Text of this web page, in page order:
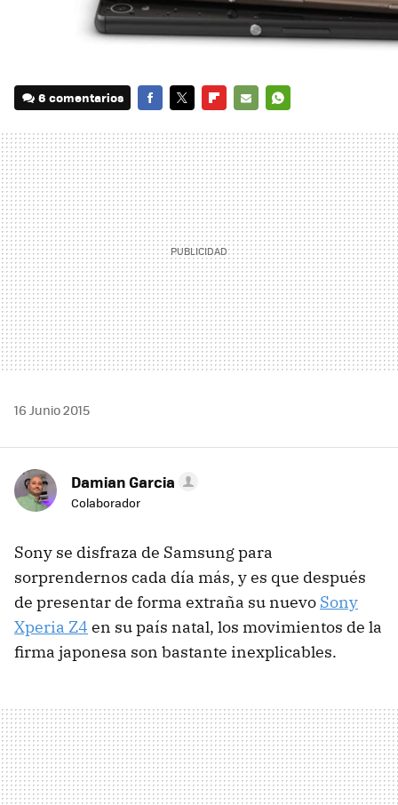
6 comentarios
MAIL
16 Junio 2015
Damian Garcia
Colaborador
Sony se disfraza de Samsung para
sorprendernos cada día más, y es que después
de presentar de forma extraña su nuevo Sony
Xperia Z4 en su país natal, los movimientos de la
firma japonesa son bastante inexplicables.